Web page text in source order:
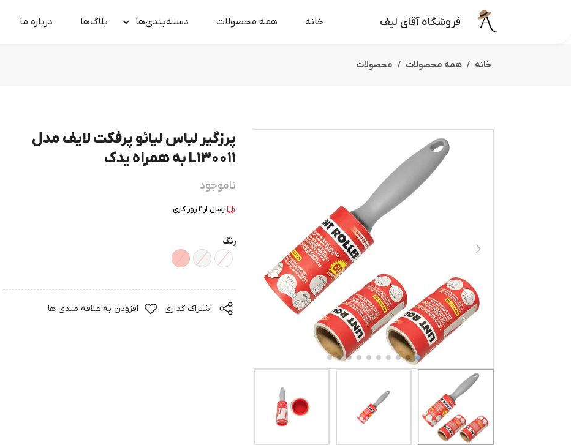
فروشگاه آقای لیف خانه همه محصولات دسته‌بندی‌ها بلاگ‌ها درباره‌ ما
خانه همه محصولات محصولات
پرزگیر لباس لیائو پرفکت لایف مدل
L130011 به همراه یدک
ناموجود
ارسال از 2روز کاری
رنگ
اشتراک گذاری افزودن به علاقه مندی ها